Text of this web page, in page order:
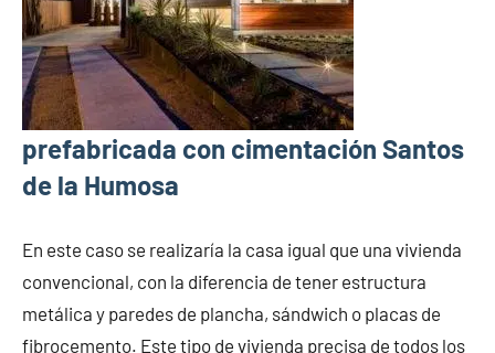
prefabricada con cimentación Santos
de la Humosa
En este caso se realizaría la casa igual que una vivienda
convencional, con la diferencia de tener estructura
metálica y paredes de plancha, sándwich o placas de
fibrocemento. Este tipo de vivienda precisa de todos los